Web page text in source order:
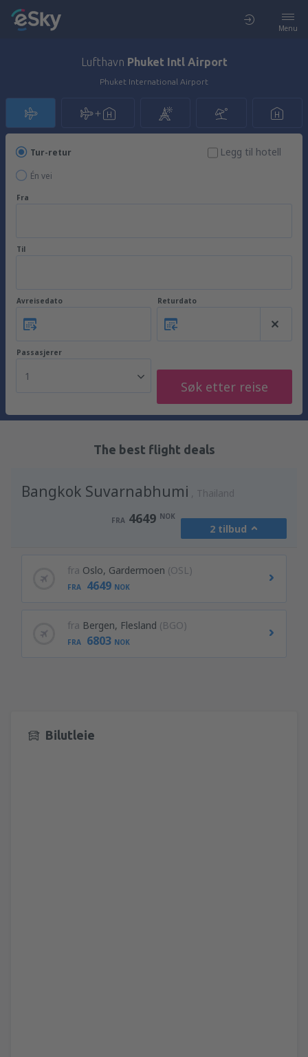
Menu
Lufthavn Phuket Intl Airport
Phuket International Airport
Tur-retur
Én vei
Legg til hotell
Fra
Til
Avreisedato Returdato
Passasjerer
1
Søk etter reise
The best flight deals
Bangkok Suvarnabhumi Thailand
FRA 4649 NOK
2 tilbud
fra Oslo, Gardermoen (OSL)
FRA 4649 NOK
fra Bergen, Flesland (BGO)
FRA 6803 NOK
Bilutleie